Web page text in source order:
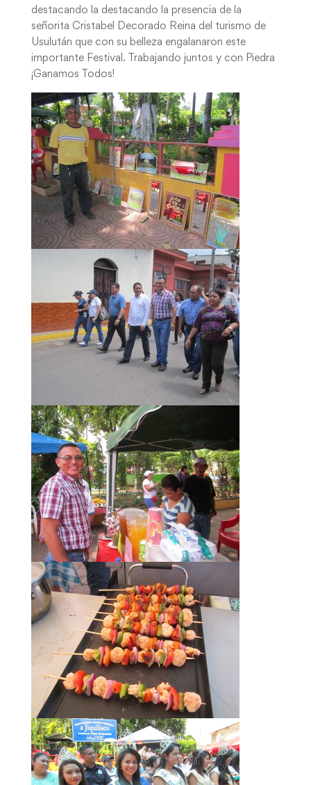
destacando la destacando la presencia de la
señorita Cristabel Decorado Reina del turismo de
Usulután que con su belleza engalanaron este
importante Festival. Trabajando juntos y con Piedra
¡Ganamos Todos!